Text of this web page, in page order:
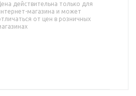
Цена действительна только для
магазина и может
от цен в розничных